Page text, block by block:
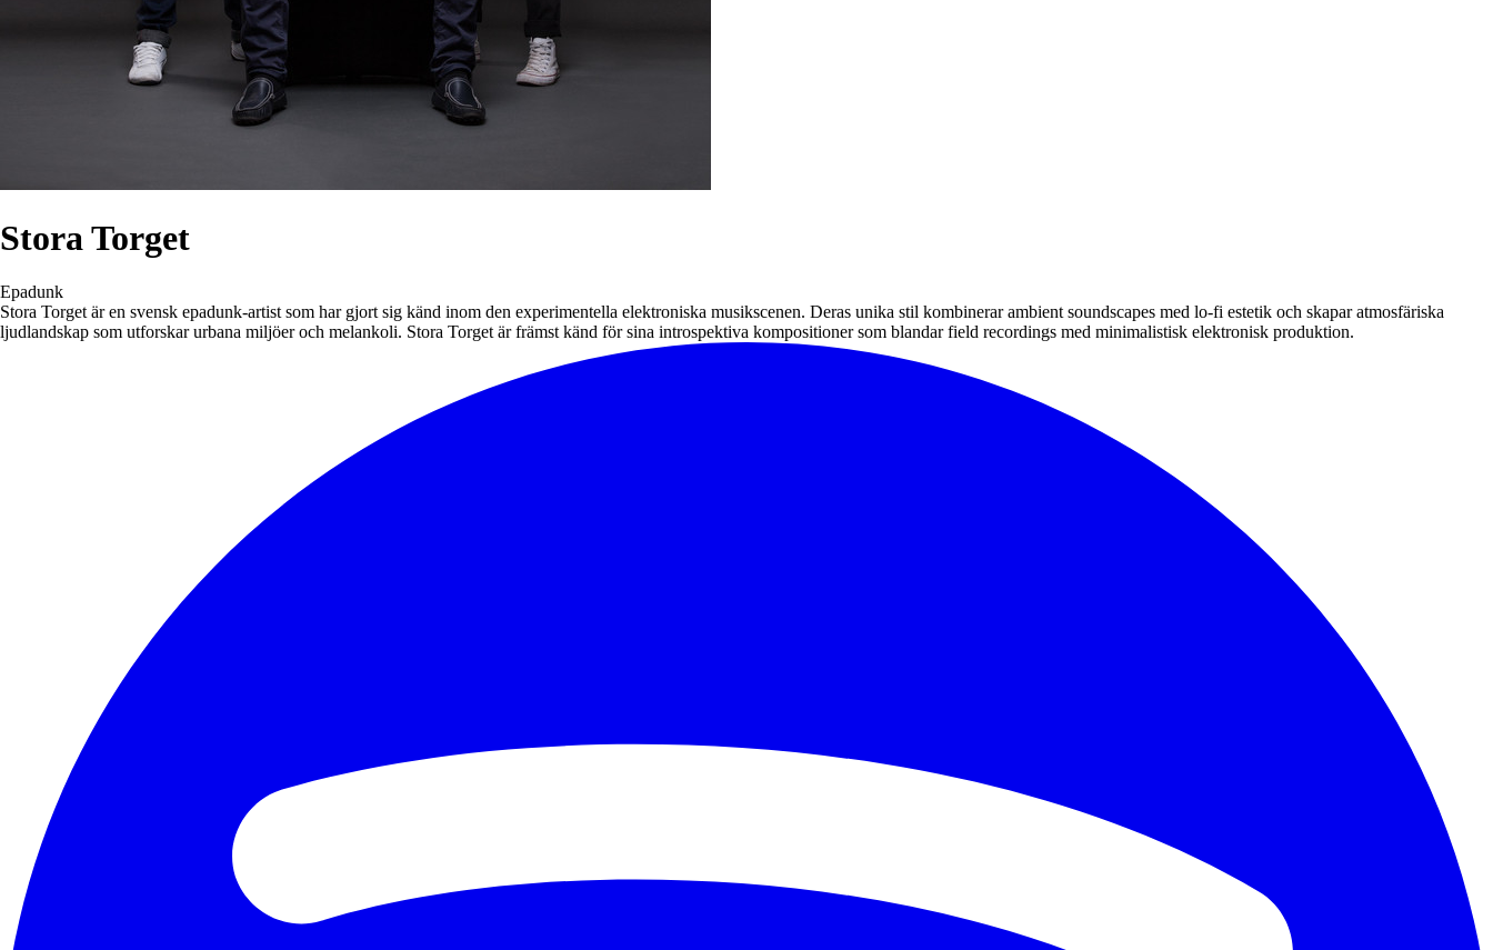
Stora Torget
Epadunk
Stora Torget är en svensk epadunk-artist som har gjort sig känd inom den experimentella elektroniska musikscenen. Deras unika stil kombinerar ambient soundscapes med lo-fi estetik och skapar atmosfäriska
ljudlandskap som utforskar urbana miljöer och melankoli. Stora Torget är främst känd för sina introspektiva kompositioner som blandar field recordings med minimalistisk elektronisk produktion.